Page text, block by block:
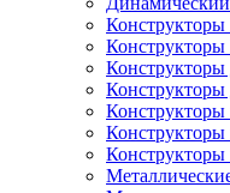
Конструкторы
Конструкторы
Конструкторы
Конструкторы